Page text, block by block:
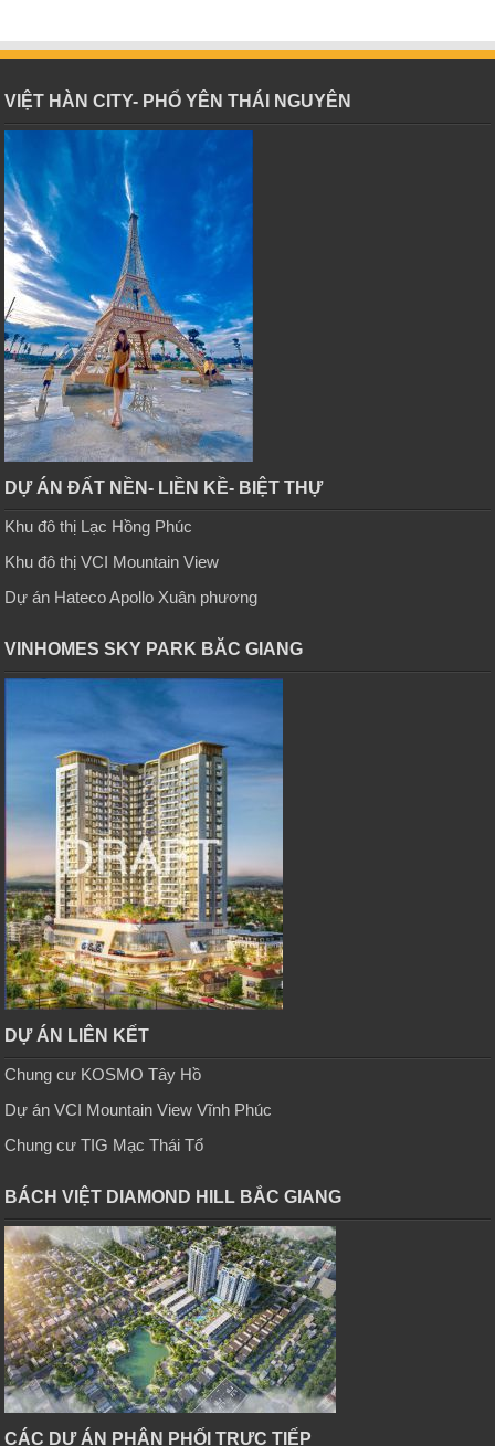
VIỆT HÀN CITY- PHỔ YÊN THÁI NGUYÊN
DỰ ÁN ĐẤT NỀN- LIỀN KỀ- BIỆT THỰ
Khu đô thị Lạc Hồng Phúc
Khu đô thị VCI Mountain View
Dự án Hateco Apollo Xuân phương
VINHOMES SKY PARK BĂC GIANG
DỰ ÁN LIÊN KẾT
Chung cư KOSMO Tây Hồ
Dự án VCI Mountain View Vĩnh Phúc
Chung cư TIG Mạc Thái Tổ
BÁCH VIỆT DIAMOND HILL BẮC GIANG
CÁC DỰ ÁN PHÂN PHỐI TRỰC TIẾP